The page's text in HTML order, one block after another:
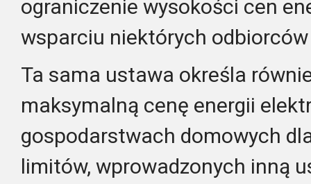
ograniczenie wysokości cen
wsparciu niektórych odbiorców
Ta sama ustawa określa
maksymalną cenę energii
gospodarstwach domowych
limitów, wprowadzonych inną